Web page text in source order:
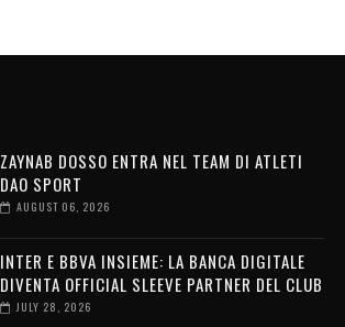
ZAYNAB DOSSO ENTRA NEL TEAM DI ATLETI
DAO SPORT
AUGUST 06, 2026
INTER E BBVA INSIEME: LA BANCA DIGITALE
DIVENTA OFFICIAL SLEEVE PARTNER DEL CLUB
JULY 28, 2026